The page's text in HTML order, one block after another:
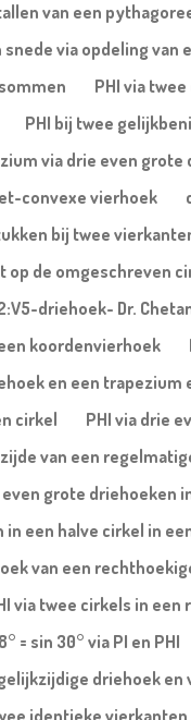
van een
snede via opdeling
PHI via
PHI bij twee
via drie even grote
convexe vierhoek
bij twee
op de omgeschreven
driehoek- Dr.
koordenvierhoek
en een trapezium
cirkel
PHI via drie
van een
even grote driehoeken
in een halve cirkel in
van een
via twee cirkels in
= sin 30° via PI en PHI
driehoek
identieke